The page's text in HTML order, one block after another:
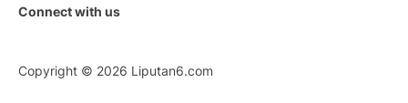
Connect with us
Copyright © 2026 Liputan6.com